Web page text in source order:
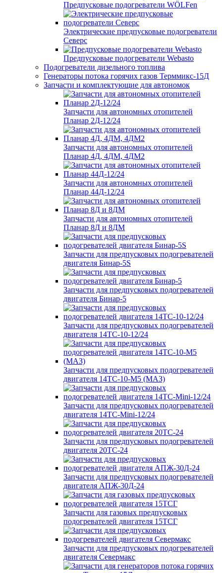
Предпусковые подогреватели WÖLFen
Электрические предпусковые подогреватели
Северс
Предпусковые подогреватели Webasto
Подогреватели дизельного топлива
Генераторы потока горячих газов Терммикс-15Д
Запчасти и комплектующие для автономок
Запчасти для автономных отопителей
Планар 2Д-12/24
Запчасти для автономных отопителей
Планар 4Д, 4ДМ, 4ДМ2
Запчасти для автономных отопителей
Планар 44Д-12/24
Запчасти для автономных отопителей
Планар 8Д и 8ДМ
Запчасти для предпусковых подогревателей
двигателя Бинар-5S
Запчасти для предпусковых подогревателей
двигателя Бинар-5
Запчасти для предпусковых подогревателей
двигателя 14ТС-10-12/24
Запчасти для предпусковых подогревателей
двигателя 14ТС-10-М5 (МАЗ)
Запчасти для предпусковых подогревателей
двигателя 14ТС-Mini-12/24
Запчасти для предпусковых подогревателей
двигателя 20ТС-24
Запчасти для предпусковых подогревателей
двигателя АПЖ-30Д-24
Запчасти для газовых предпусковых
подогревателей двигателя 15ТСГ
Запчасти для предпусковых подогревателей
двигателя Севермакс